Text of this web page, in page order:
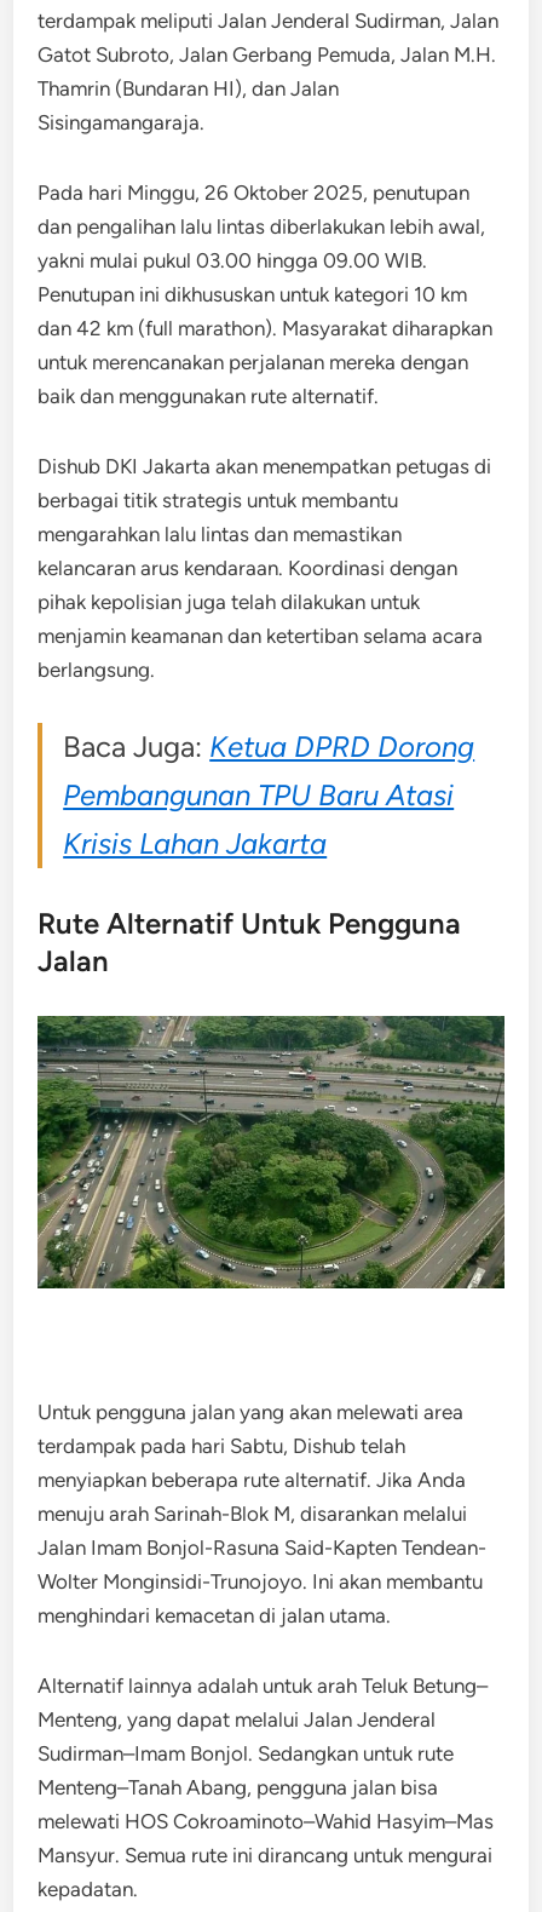
terdampak meliputi Jalan Jenderal Sudirman, Jalan
Gatot Subroto, Jalan Gerbang Pemuda, Jalan M.H.
Thamrin (Bundaran HI), dan Jalan
Sisingamangaraja.
Pada hari Minggu, 26 Oktober 2025, penutupan
dan pengalihan lalu lintas diberlakukan lebih awal,
yakni mulai pukul 03.00 hingga 09.00 WIB.
Penutupan ini dikhususkan untuk kategori 10 km
dan 42 km (full marathon). Masyarakat diharapkan
untuk merencanakan perjalanan mereka dengan
baik dan menggunakan rute alternatif.
Dishub DKI Jakarta akan menempatkan petugas di
berbagai titik strategis untuk membantu
mengarahkan lalu lintas dan memastikan
kelancaran arus kendaraan. Koordinasi dengan
pihak kepolisian juga telah dilakukan untuk
menjamin keamanan dan ketertiban selama acara
berlangsung.
Baca Juga: Ketua DPRD Dorong
Pembangunan TPU Baru Atasi
Krisis Lahan Jakarta
Rute Alternatif Untuk Pengguna
Jalan
Untuk pengguna jalan yang akan melewati area
terdampak pada hari Sabtu, Dishub telah
menyiapkan beberapa rute alternatif. Jika Anda
menuju arah Sarinah-Blok M, disarankan melalui
Jalan Imam Bonjol-Rasuna Said-Kapten Tendean-
Wolter Monginsidi-Trunojoyo. Ini akan membantu
menghindari kemacetan di jalan utama.
Alternatif lainnya adalah untuk arah Teluk Betung–
Menteng, yang dapat melalui Jalan Jenderal
Sudirman–Imam Bonjol. Sedangkan untuk rute
Menteng–Tanah Abang, pengguna jalan bisa
melewati HOS Cokroaminoto–Wahid Hasyim–Mas
Mansyur. Semua rute ini dirancang untuk mengurai
kepadatan.